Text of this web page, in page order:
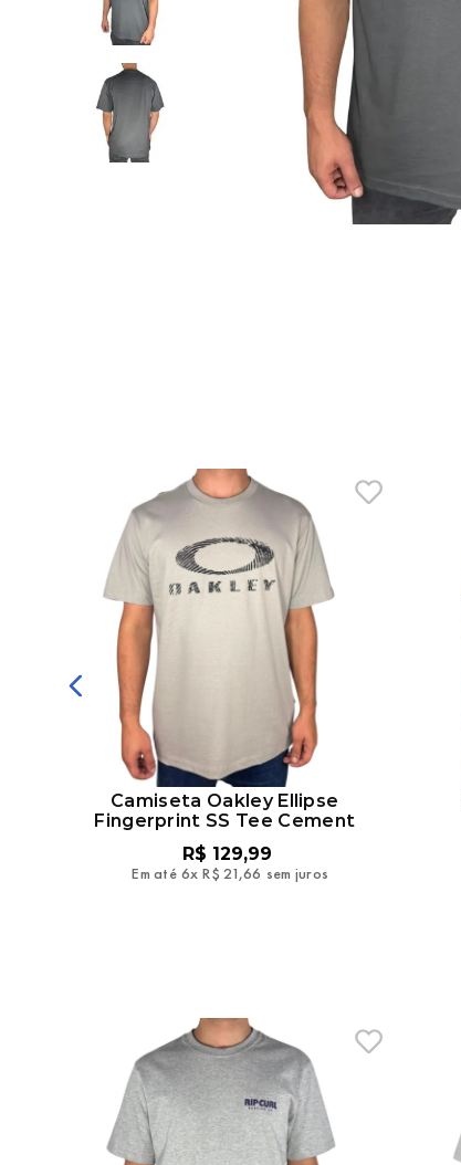
Camiseta Oakley Ellipse
Fingerprint SS Tee Cement
R$ 129,99
Em até 6x R$ 21,66 sem juros